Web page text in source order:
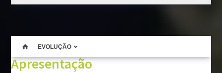
Modelos e guias
Manual da marca
EVOLUÇÃO
Apresentação